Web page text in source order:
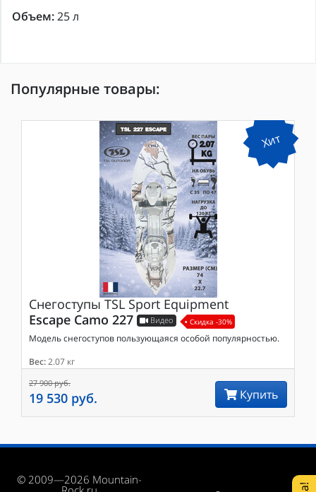
Объем:25 л
Популярные товары:
Хит
Снегоступы TSL Sport Equipment
Escape Camo 227
Видео Скидка -30%
Модель снегоступов пользующаяся особой популярностью.
Вес:2.07 кг
27 900 руб.
19 530 руб. Купить
© 2009—2026 Mountain-